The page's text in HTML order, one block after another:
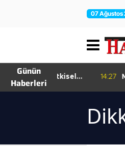
07 Ağustos
Günün
Haberleri
14:27